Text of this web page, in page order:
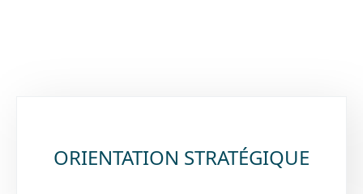
rubriquesORIENTATION STRATÉGIQUE